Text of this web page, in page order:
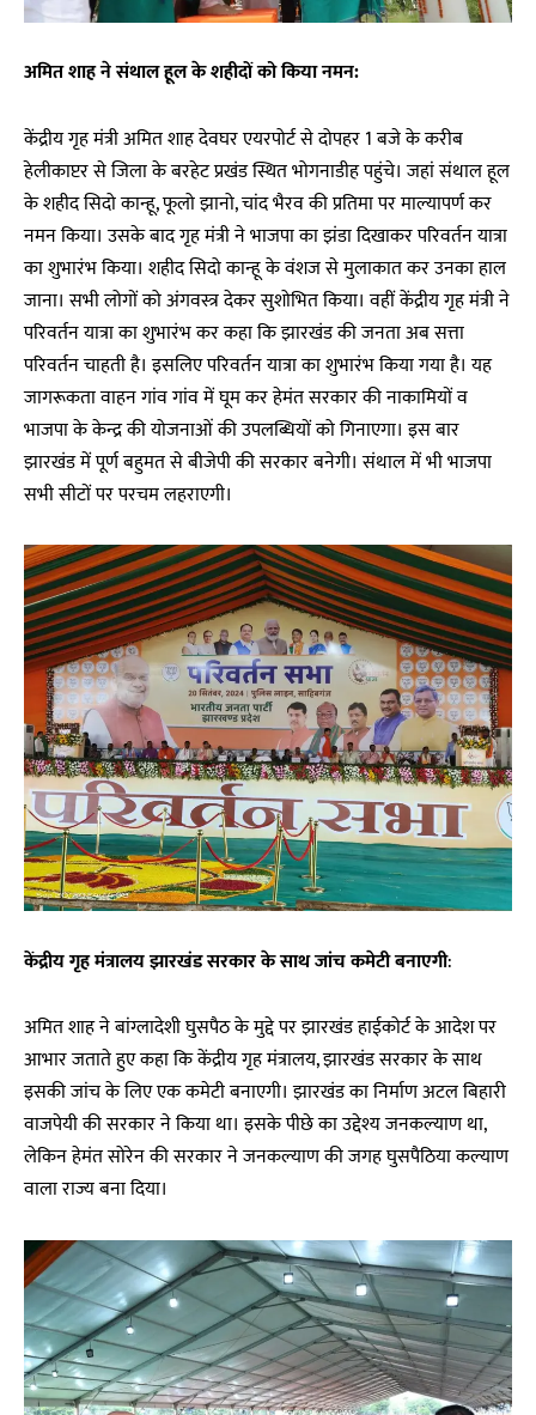
अमित शाह ने संथाल हूल के शहीदों को किया नमन:
केंद्रीय गृह मंत्री अमित शाह देवघर एयरपोर्ट से दोपहर 1 बजे के करीब
हेलीकाप्टर से जिला के बरहेट प्रखंड स्थित भोगनाडीह पहुंचे। जहां संथाल हूल
के शहीद सिदो कान्हू, फूलो झानो, चांद भैरव की प्रतिमा पर माल्यापर्ण कर
नमन किया। उसके बाद गृह मंत्री ने भाजपा का झंडा दिखाकर परिवर्तन यात्रा
का शुभारंभ किया। शहीद सिदो कान्हू के वंशज से मुलाकात कर उनका हाल
जाना। सभी लोगों को अंगवस्त्र देकर सुशोभित किया। वहीं केंद्रीय गृह मंत्री ने
परिवर्तन यात्रा का शुभारंभ कर कहा कि झारखंड की जनता अब सत्ता
परिवर्तन चाहती है। इसलिए परिवर्तन यात्रा का शुभारंभ किया गया है। यह
जागरूकता वाहन गांव गांव में घूम कर हेमंत सरकार की नाकामियों व
भाजपा के केन्द्र की योजनाओं की उपलब्धियों को गिनाएगा। इस बार
झारखंड में पूर्ण बहुमत से बीजेपी की सरकार बनेगी। संथाल में भी भाजपा
सभी सीटों पर परचम लहराएगी।
केंद्रीय गृह मंत्रालय झारखंड सरकार के साथ जांच कमेटी बनाएगी:
अमित शाह ने बांग्लादेशी घुसपैठ के मुद्दे पर झारखंड हाईकोर्ट के आदेश पर
आभार जताते हुए कहा कि केंद्रीय गृह मंत्रालय, झारखंड सरकार के साथ
इसकी जांच के लिए एक कमेटी बनाएगी। झारखंड का निर्माण अटल बिहारी
वाजपेयी की सरकार ने किया था। इसके पीछे का उद्देश्य जनकल्याण था,
लेकिन हेमंत सोरेन की सरकार ने जनकल्याण की जगह घुसपैठिया कल्याण
वाला राज्य बना दिया।